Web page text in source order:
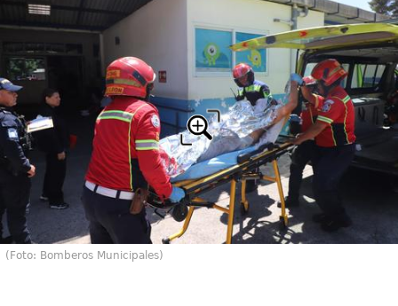
(Foto: Bomberos Municipales)